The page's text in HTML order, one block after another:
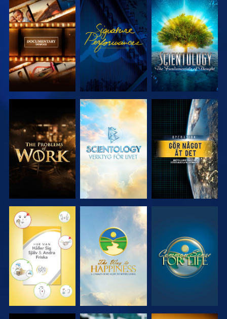
UTFORSKA
SERIEN
TITTA
UTFORSKA
SERIEN
UTFORSKA
SERIEN
UTFORSKA
SERIEN
TITTA
TITTA TITTA TITTA